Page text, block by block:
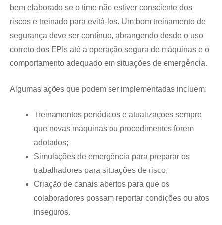
bem elaborado se o time não estiver consciente dos
riscos e treinado para evitá-los. Um bom treinamento de
segurança deve ser contínuo, abrangendo desde o uso
correto dos EPIs até a operação segura de máquinas e o
comportamento adequado em situações de emergência.
Algumas ações que podem ser implementadas incluem:
Treinamentos periódicos e atualizações sempre
que novas máquinas ou procedimentos forem
adotados;
Simulações de emergência para preparar os
trabalhadores para situações de risco;
Criação de canais abertos para que os
colaboradores possam reportar condições ou atos
inseguros.